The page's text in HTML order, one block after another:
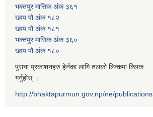
भक्तपुर मासिक अंक ३६१
ख्वप पौ अंक १८२
ख्वप पौ अंक १८१
भक्तपुर मासिक अंक ३६०
ख्वप पौ अंक १८०
पुराना प्रकाशनहरु हेर्नका लागि तलको लिन्कमा क्लिक
गर्नुहोस् ।
http://bhaktapurmun.gov.np/ne/publications